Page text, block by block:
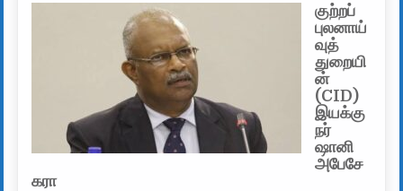
குற்றப்
புலனாய்
வுத்
துறையி
ன்
(CID)
இயக்கு
நர்
ஷானி
அபேசே
கரா